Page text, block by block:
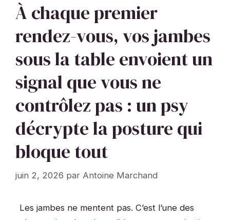
À chaque premier
rendez-vous, vos jambes
sous la table envoient un
signal que vous ne
contrôlez pas : un psy
décrypte la posture qui
bloque tout
juin 2, 2026 par Antoine Marchand
Les jambes ne mentent pas. C’est l’une des